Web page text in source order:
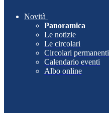
Novità
Panoramica
Le notizie
Le circolari
Circolari permanenti
Calendario eventi
Albo online